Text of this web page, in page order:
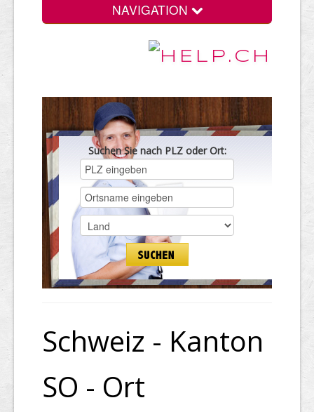
NAVIGATION
Suchen Sie nach PLZ oder Ort:
Schweiz - Kanton
SO - Ort